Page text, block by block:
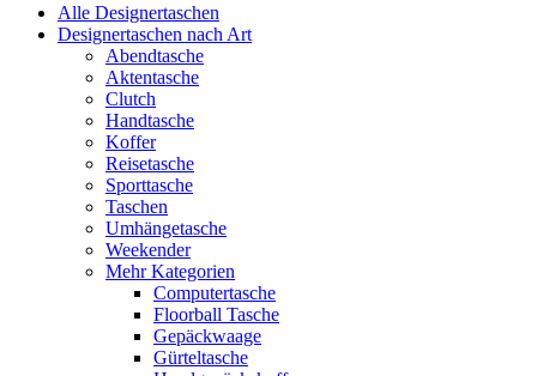
Alle Designertaschen
Designertaschen nach Art
Abendtasche
Aktentasche
Clutch
Handtasche
Koffer
Reisetasche
Sporttasche
Taschen
Umhängetasche
Weekender
Mehr Kategorien
Computertasche
Floorball Tasche
Gepäckwaage
Gürteltasche